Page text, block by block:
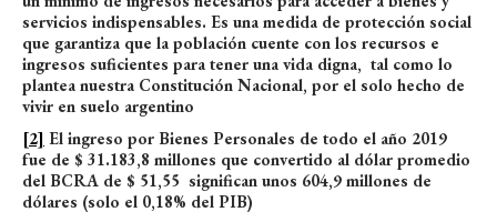
servicios indispensables. Es una medida de protección social
que garantiza que la población cuente con los recursos e
ingresos suficientes para tener una vida digna, tal como lo
plantea nuestra Constitución Nacional, por el solo hecho de
vivir en suelo argentino
[2] El ingreso por Bienes Personales de todo el año 2019
fue de $ 31.183,8 millones que convertido al dólar promedio
del BCRA de $ 51,55 significan unos 604,9 millones de
dólares (solo el 0,18% del PIB)